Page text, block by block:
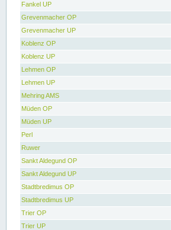
Fankel UP
Grevenmacher OP
Grevenmacher UP
Koblenz OP
Koblenz UP
Lehmen OP
Lehmen UP
Mehring AMS
Müden OP
Müden UP
Perl
Ruwer
Sankt Aldegund OP
Sankt Aldegund UP
Stadtbredimus OP
Stadtbredimus UP
Trier OP
Trier UP